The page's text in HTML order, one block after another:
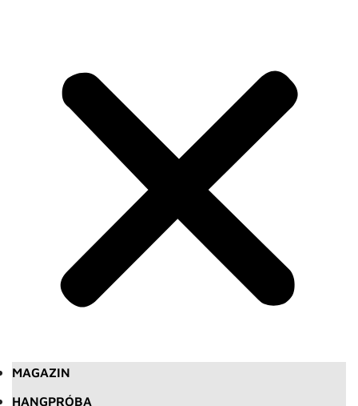
MAGAZIN
HANGPRÓBA